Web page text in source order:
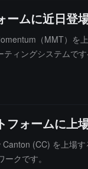
ムに近日登場
（MMT）
ィングシステム
ォームに上場
(CC) を上場
クです。